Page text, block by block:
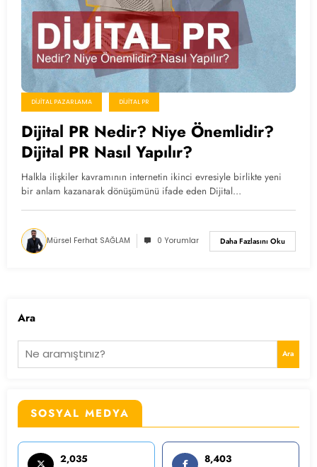
DIJITAL PAZARLAMA DIJITAL PR
Dijital PR Nedir? Niye Önemlidir?
Dijital PR Nasıl Yapılır?
Halkla ilişkiler kavramının internetin ikinci evresiyle birlikte yeni
bir anlam kazanarak dönüşümünü ifade eden Dijital…
Mürsel Ferhat SAĞLAM 0 Yorumlar Daha Fazlasını Oku
Ara
Ara
SOSYAL MEDYA
2,035 8,403